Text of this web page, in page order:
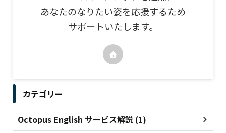
あなたのなりたい姿を応援するため
サポートいたします。
カテゴリー
Octopus English サービス解説 (1)